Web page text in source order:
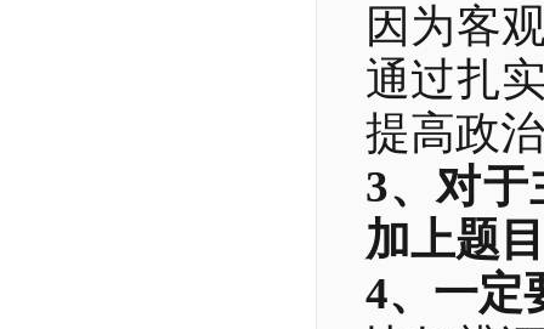
因为客
通过扎
提高政
3、对
加上题
4、一定